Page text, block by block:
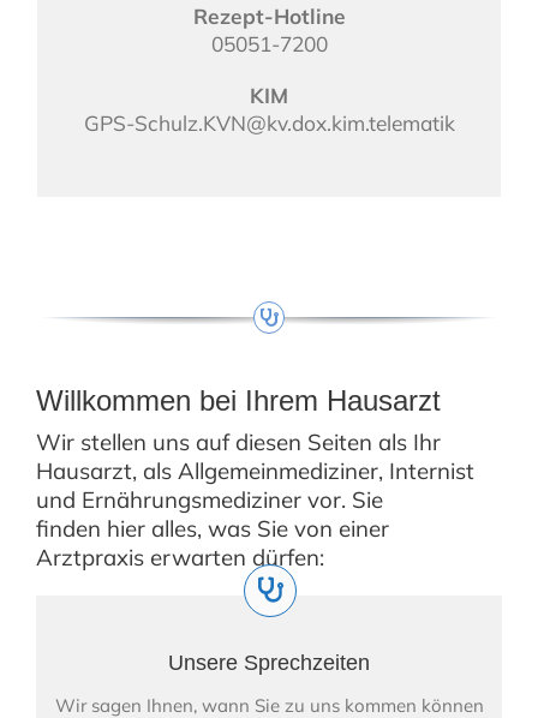
Rezept-Hotline
05051-7200
KIM
GPS-Schulz.KVN@kv.dox.kim.telematik
Willkommen bei Ihrem Hausarzt
Wir stellen uns auf diesen Seiten als Ihr
Hausarzt, als Allgemeinmediziner, Internist
und Ernährungsmediziner vor. Sie
finden hier alles, was Sie von einer
Arztpraxis erwarten dürfen:
Unsere Sprechzeiten
Wir sagen Ihnen, wann Sie zu uns kommen können